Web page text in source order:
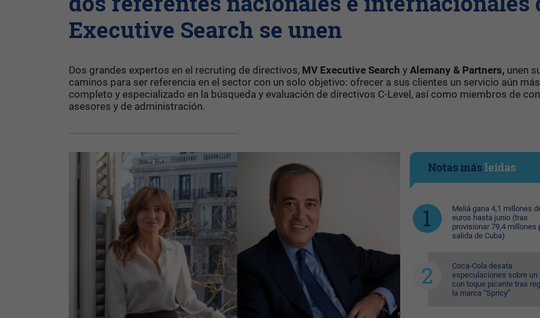
Executive Search se unen
Dos grandes expertos en el recruting de directivos, MV Executive Search y Alemany & Partners, unen
caminos para ser referencia en el sector con un solo objetivo: ofrecer a sus clientes un servicio aún más
completo y especializado en la búsqueda y evaluación de directivos C-Level, así como miembros de
asesores y de administración.
Notas másleídas
Meliá gana 4,1 millones
euros hasta junio (tras
provisionar 79,4 millones
salida de Cuba)
Coca-Cola desata
especulaciones sobre un
con toque picante tras
la marca “Spricy”